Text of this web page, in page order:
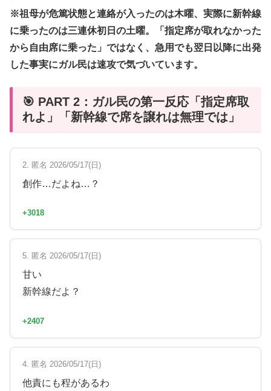
※祖母が危篤状態と連絡が入ったのは木曜、実際に新幹線
に乗ったのは三連休初日の土曜。「指定席が取れなかった
から自由席に乗った」ではなく、急用でも翌日以降に出発
した事実にガル民は速攻で気づいています。
🎯 PART 2：ガル民の第一反応「指定席取
れよ」「新幹線で席を譲れは無理では」
2. 匿名 2026/05/17(日)
創作…だよね…？
+3018
5. 匿名 2026/05/17(日)
甘い
新幹線だよ？
+2407
4. 匿名 2026/05/17(日)
他責にも程があるわ